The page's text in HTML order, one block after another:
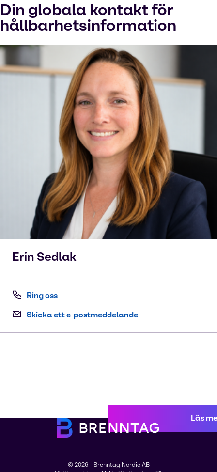
Din globala kontakt för
hållbarhetsinformation
Erin Sedlak
Ring oss
Skicka ett e-postmeddelande
Läs
© 2026 - Brenntag Nordic AB